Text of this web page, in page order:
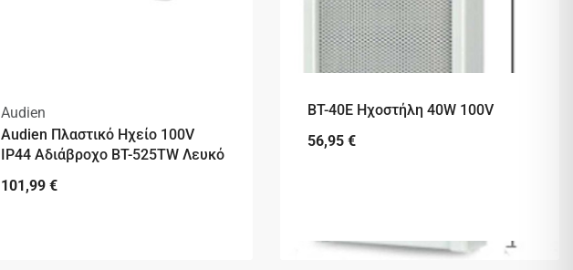
Audien
Audien Πλαστικό Ηχείο 100V
IP44 Αδιάβροχο BT-525TW Λευκό
101,99 €
BT-40E Ηχοστήλη 40W 100V
56,95 €